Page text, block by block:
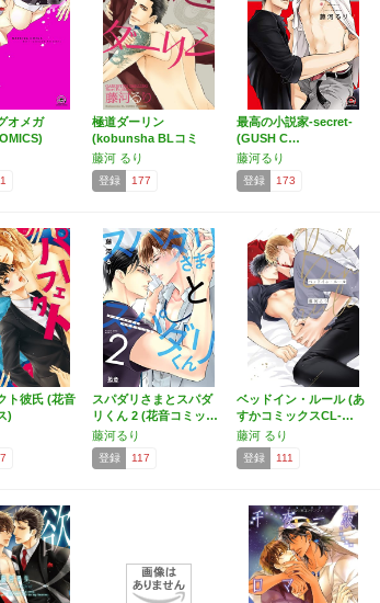
オメガ
極道ダーリン
(kobunsha BLコミ
ッ…
藤河 るり
登録 177
最高の小説家-secret-
(GUSH C…
藤河るり
登録 173
ト彼氏 (花音
)
スパダリさまとスパダ
リくん 2 (花音コミッ…
藤河るり
登録 117
ベッドイン・ルール (あ
すかコミックスCL-…
藤河 るり
登録 111